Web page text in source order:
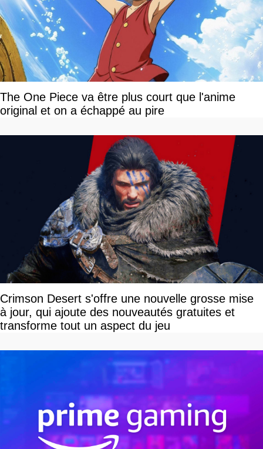
The One Piece va être plus court que l'anime
original et on a échappé au pire
Crimson Desert s'offre une nouvelle grosse mise
à jour, qui ajoute des nouveautés gratuites et
transforme tout un aspect du jeu